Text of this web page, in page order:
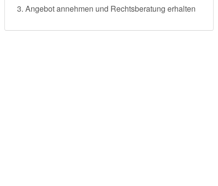
Angebot annehmen und Rechtsberatung erhalten